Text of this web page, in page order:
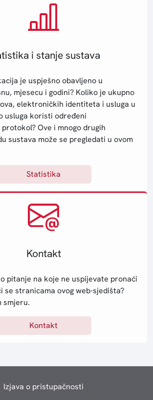
i stanje sustava
je uspješno obavljeno u
mjesecu i godini? Koliko je ukupno
elektroničkih identiteta i usluga u
usluga koristi određeni
Ove i mnogo drugih
sustava može se pregledati u ovom
Statistika
Kontakt
pitanje na koje ne uspijevate pronaći
se stranicama ovog web-sjedišta?
smjeru.
Kontakt
Izjava o pristupačnosti